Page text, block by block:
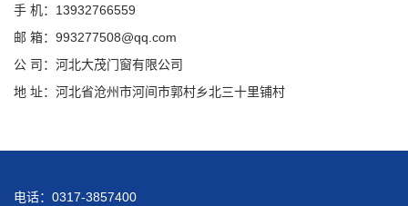
手 机：13932766559
邮 箱：993277508@qq.com
公 司：河北大茂门窗有限公司
地 址：河北省沧州市河间市郭村乡北三十里铺村
电话：0317-3857400